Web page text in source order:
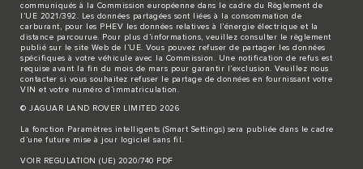
communiqués à la Commission européenne dans le cadre du Règlement de
l’UE 2021/392. Les données partagées sont liées à la consommation de
carburant, pour les PHEV les données relatives à l’énergie électrique et la
distance parcourue. Pour plus d’informations, veuillez consulter le règlement
publié sur le site Web de l’UE . Vous pouvez refuser de partager les données
spécifiques à votre véhicule avec la Commission. Une notification de refus est
requise avant la fin du mois de mars pour garantir l’exclusion. Veuillez nous
contacter si vous souhaitez refuser le partage de données en fournissant votre
VIN et votre numéro d’immatriculation.
© JAGUAR LAND ROVER LIMITED 2026
La fonction Paramètres intelligents (Smart Settings) sera publiée dans le cadre
d’une future mise à jour logiciel sans fil.
VOIR REGULATION (UE) 2020/740 PDF